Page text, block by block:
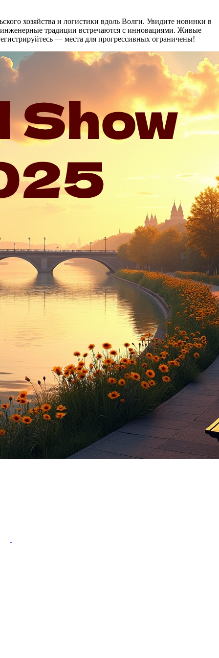
хозяйства и логистики вдоль Волги. Увидите новинки в
традиции встречаются с инновациями. Живые
— места для прогрессивных ограничены!